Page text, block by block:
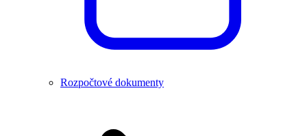
Rozpočtové dokumenty